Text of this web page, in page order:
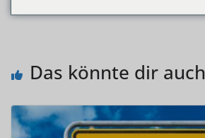
Das könnte dir